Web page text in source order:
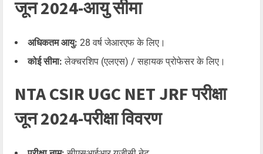
जून 2024-आयु सीमा
अधिकतम आयु: 28 वर्ष जेआरएफ के लिए।
कोई सीमा: लेक्चरशिप (एलएस) / सहायक प्रोफेसर के लिए।
NTA CSIR UGC NET JRF परीक्षा
जून 2024-परीक्षा विवरण